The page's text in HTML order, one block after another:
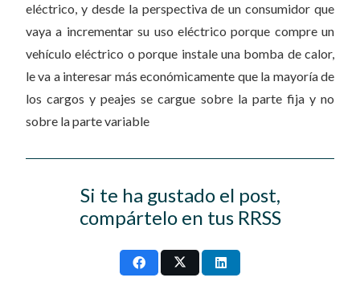
eléctrico, y desde la perspectiva de un consumidor que
vaya a incrementar su uso eléctrico porque compre un
vehículo eléctrico o porque instale una bomba de calor,
le va a interesar más económicamente que la mayoría de
los cargos y peajes se cargue sobre la parte fija y no
sobre la parte variable
Si te ha gustado el post,
compártelo en tus RRSS